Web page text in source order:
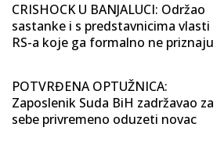
CRISHOCK U BANJALUCI: Održao
sastanke i s predstavnicima vlasti
RS-a koje ga formalno ne priznaju
POTVRĐENA OPTUŽNICA:
Zaposlenik Suda BiH zadržavao za
sebe privremeno oduzeti novac